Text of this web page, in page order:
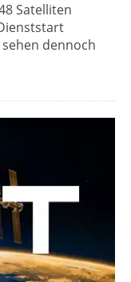
Satelliten
dennoch